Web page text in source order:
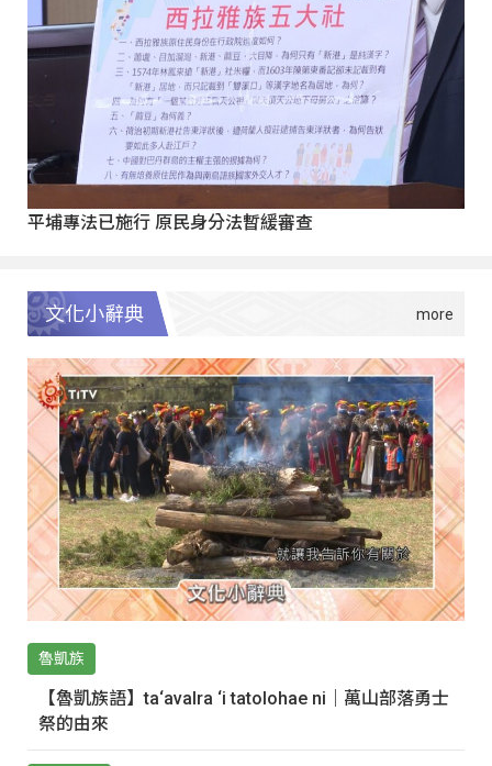
平埔專法已施行 原民身分法暫緩審查
文化小辭典
魯凱族
【魯凱族語】ta‘avalra ‘i tatolohae ni｜萬山部落勇士
祭的由來